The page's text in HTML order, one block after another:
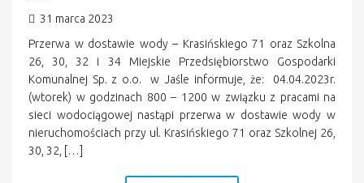
31 marca 2023
Przerwa w dostawie wody – Krasińskiego 71 oraz Szkolna
26, 30, 32 i 34 Miejskie Przedsiębiorstwo Gospodarki
Komunalnej Sp. z o.o. w Jaśle informuje, że: 04.04.2023r.
(wtorek) w godzinach 800 – 1200 w związku z pracami na
sieci wodociągowej nastąpi przerwa w dostawie wody w
nieruchomościach przy ul. Krasińskiego 71 oraz Szkolnej 26,
30, 32, […]